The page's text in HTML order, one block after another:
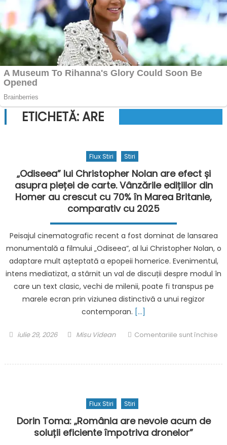
ETICHETĂ:ARE
Flux Stiri Stiri
„Odiseea” lui Christopher Nolan are efect și
asupra pieței de carte. Vânzările edițiilor din
Homer au crescut cu 70% în Marea Britanie,
comparativ cu 2025
Peisajul cinematografic recent a fost dominat de lansarea
monumentală a filmului „Odiseea”, al lui Christopher Nolan, o
adaptare mult așteptată a epopeii homerice. Evenimentul,
intens mediatizat, a stârnit un val de discuții despre modul în
care un text clasic, vechi de milenii, poate fi transpus pe
marele ecran prin viziunea distinctivă a unui regizor
contemporan. […]
Posted
iulie 29, 2026 Author
Misu Videan
Comentariile sunt închise
are
efect
și
asupra
Flux Stiri Stiri
Dorin Toma: „România are nevoie acum de
soluții eficiente împotriva dronelor”